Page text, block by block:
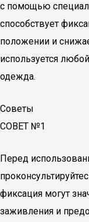
с помощью
способствует
положении и
используется
одежда.
Советы
СОВЕТ №1
Перед
фиксация могут
заживления и